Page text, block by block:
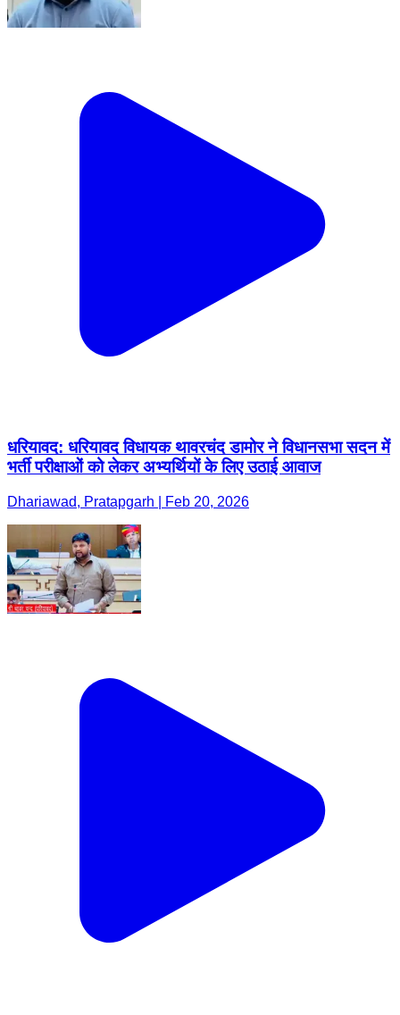
धरियावद: धरियावद विधायक थावरचंद डामोर ने विधानसभा सदन में
भर्ती परीक्षाओं को लेकर अभ्यर्थियों के लिए उठाई आवाज
Dhariawad, Pratapgarh | Feb 20, 2026